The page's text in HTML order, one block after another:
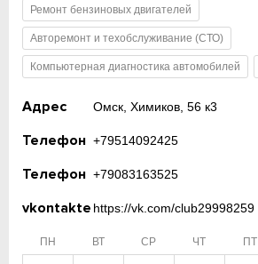
Ремонт бензиновых двигателей
Авторемонт и техобслуживание (СТО)
Компьютерная диагностика автомобилей
Адрес Омск, Химиков, 56 к3
Телефон +79514092425
Телефон +79083163525
vkontakte https://vk.com/club29998259
ПН ВТ СР ЧТ ПТ